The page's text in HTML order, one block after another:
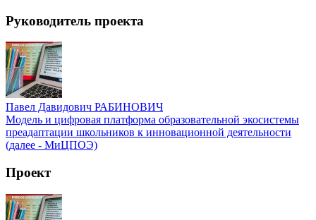
Руководитель проекта
Павел Давидович РАБИНОВИЧ
Модель и цифровая платформа образовательной экосистемы
преадаптации школьников к инновационной деятельности
(далее - МиЦПОЭ)
Проект